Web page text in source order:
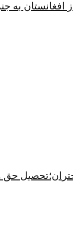
افغانستان به